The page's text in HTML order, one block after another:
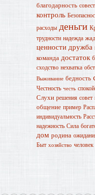
благодарность
контроль
расходы деньги
трудности надежда
ценности дружба
команда достаток
сходство нехватка
Выживание бедность
Честность честь
Слухи решения совет
общение пример
индивидуальность
надежность Сила
дом родина
Быт хозяйство человек